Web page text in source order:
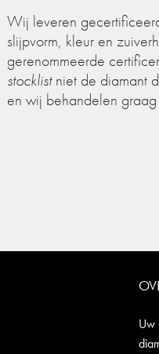
Wij leveren
slijpvorm, kleur en
gerenommeerde
stocklistniet de diamant
en wij behandelen
Uw